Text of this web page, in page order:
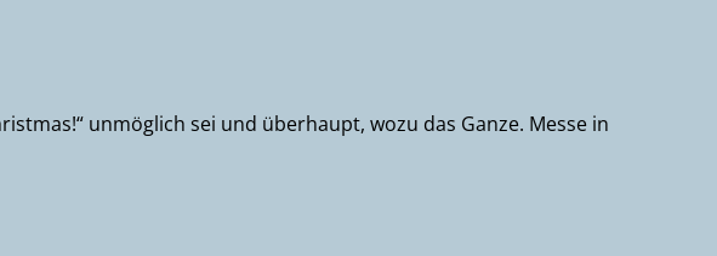
unmöglich sei und überhaupt, wozu das Ganze. Messe in